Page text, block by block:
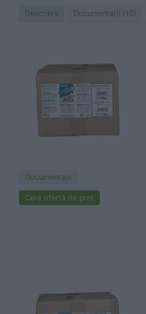
Descriere Documentaţii (10)
Documentaţii
Cere ofertă de preț